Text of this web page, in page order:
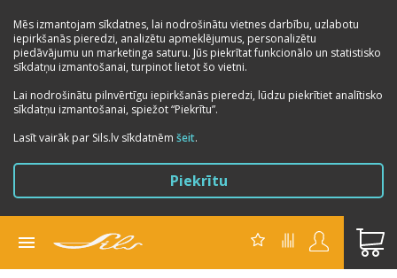
Mēs izmantojam sīkdatnes, lai nodrošinātu vietnes darbību, uzlabotu
iepirkšanās pieredzi, analizētu apmeklējumus, personalizētu
piedāvājumu un marketinga saturu. Jūs piekrītat funkcionālo un statistisko
sīkdatņu izmantošanai, turpinot lietot šo vietni.
Lai nodrošinātu pilnvērtīgu iepirkšanās pieredzi, lūdzu piekrītiet analītisko
sīkdatņu izmantošanai, spiežot “Piekrītu”.
Lasīt vairāk par Sils.lv sīkdatnēm šeit.
Piekrītu